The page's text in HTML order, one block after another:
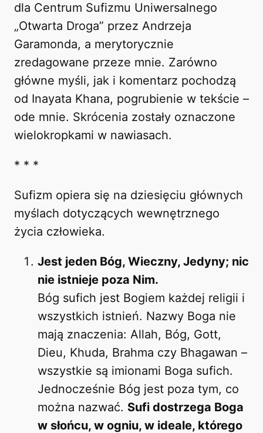
dla Centrum Sufizmu Uniwersalnego
„Otwarta Droga” przez Andrzeja
Garamonda, a merytorycznie
zredagowane przeze mnie. Zarówno
główne myśli, jak i komentarz pochodzą
od Inayata Khana, pogrubienie w tekście –
ode mnie. Skrócenia zostały oznaczone
wielokropkami w nawiasach.
* * *
Sufizm opiera się na dziesięciu głównych
myślach dotyczących wewnętrznego
życia człowieka.
Jest jeden Bóg, Wieczny, Jedyny; nic
nie istnieje poza Nim.
Bóg sufich jest Bogiem każdej religii i
wszystkich istnień. Nazwy Boga nie
mają znaczenia: Allah, Bóg, Gott,
Dieu, Khuda, Brahma czy Bhagawan –
wszystkie są imionami Boga sufich.
Jednocześnie Bóg jest poza tym, co
można nazwać. Sufi dostrzega Boga
w słońcu, w ogniu, w ideale, którego